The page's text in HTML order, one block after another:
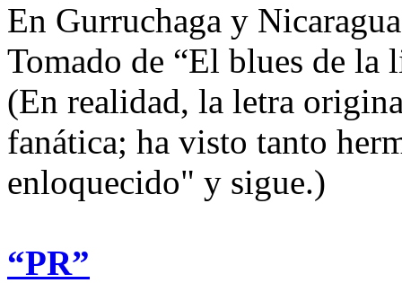
En Gurruchaga y
Tomado de “El blues de la
(En realidad, la letra
fanática; ha visto tanto
enloquecido" y sigue.)
“PR”